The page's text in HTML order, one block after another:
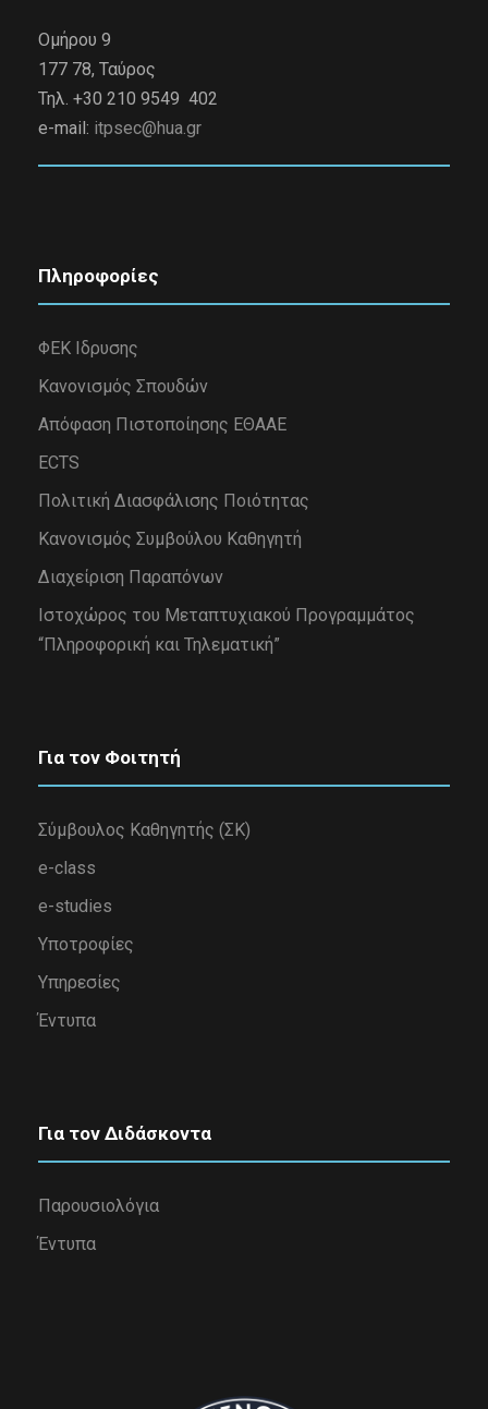
Ομήρου 9
177 78, Ταύρος
Τηλ. +30 210 9549 402
e-mail: itpsec@hua.gr
Πληροφορίες
ΦΕΚ Ιδρυσης
Κανονισμός Σπουδών
Απόφαση Πιστοποίησης ΕΘΑΑΕ
ECTS
Πολιτική Διασφάλισης Ποιότητας
Κανονισμός Συμβούλου Καθηγητή
Διαχείριση Παραπόνων
Iστοχώρος του Μεταπτυχιακού Προγραμμάτος
“Πληροφορική και Τηλεματική”
Για τον Φοιτητή
Σύμβουλος Καθηγητής (ΣΚ)
e-class
e-studies
Υποτροφίες
Υπηρεσίες
Έντυπα
Για τον Διδάσκοντα
Παρουσιολόγια
Έντυπα